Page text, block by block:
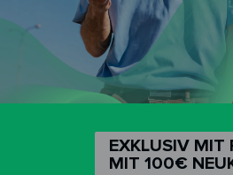
EXKLUSIV MIT
MIT 100€